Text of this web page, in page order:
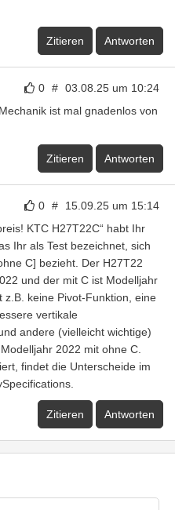
Zitieren Antworten
0 # 03.08.25 um 10:24
ist mal gnadenlos von
Zitieren Antworten
0 # 15.09.25 um 15:14
KTC H27T22C“ habt Ihr
Ihr als Test bezeichnet, sich
C] bezieht. Der H27T22
und der mit C ist Modelljahr
z.B. keine Pivot-Funktion, eine
vertikale
andere (vielleicht wichtige)
2022 mit ohne C.
findet die Unterscheide im
Zitieren Antworten